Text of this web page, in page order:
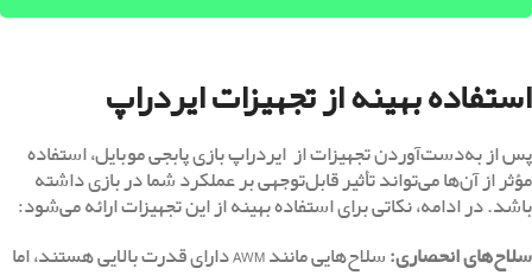
استفاده بهینه از تجهیزات ایردراپ
پس از به‌دست‌آوردن تجهیزات از ایردراپ بازی پابجی موبایل، استفاده
مؤثر از آن‌ها می‌تواند تأثیر قابل‌توجهی بر عملکرد شما در بازی داشته
باشد. در ادامه، نکاتی برای استفاده بهینه از این تجهیزات ارائه می‌شود:
سلاح‌های انحصاری:
سلاح‌هایی مانند AWM دارای قدرت بالایی هستند، اما